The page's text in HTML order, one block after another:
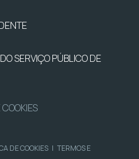
SERVIÇO PÚBLICO DE
DE COOKIES | TERMOS E